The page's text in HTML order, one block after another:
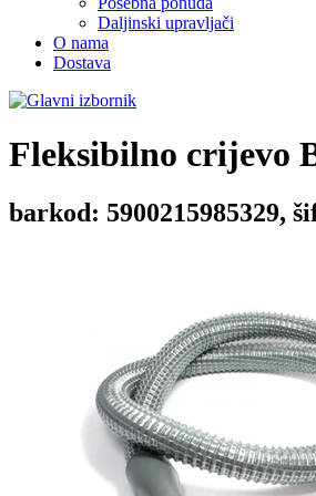
Daljinski upravljači
O nama
Dostava
Fleksibilno crijevo
barkod: 5900215985329,